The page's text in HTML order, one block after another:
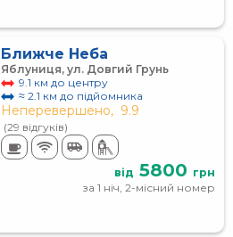
Ближче Неба
Яблуниця, ул. Довгий Грунь
9.1 км до центру
≈ 2.1 км до підйомника
Неперевершено, 9.9
(29 відгуків)
від 5800 грн
за 1 ніч, 2-місний номер